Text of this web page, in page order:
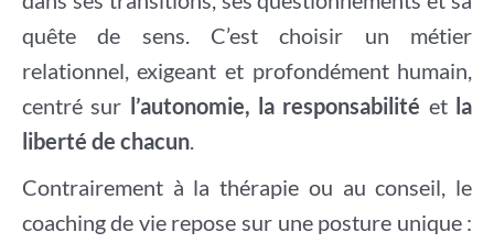
quête de sens. C’est choisir un métier
relationnel, exigeant et profondément humain,
centré sur l’autonomie, la responsabilité et la
liberté de chacun.
Contrairement à la thérapie ou au conseil, le
coaching de vie repose sur une posture unique :